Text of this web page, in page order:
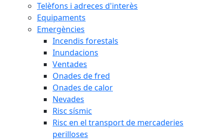
Telèfons i adreces d'interès
Equipaments
Emergències
Incendis forestals
Inundacions
Ventades
Onades de fred
Onades de calor
Nevades
Risc sísmic
Risc en el transport de mercaderies
perilloses